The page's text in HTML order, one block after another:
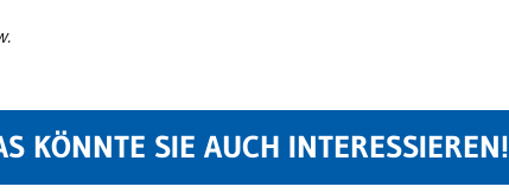
KÖNNTE SIE AUCH INTERESSIEREN!